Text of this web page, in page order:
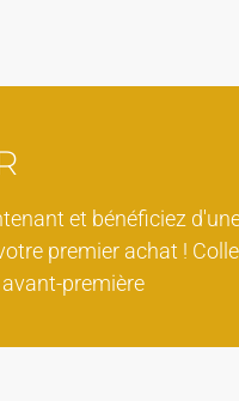
et bénéficiez
premier achat !
première